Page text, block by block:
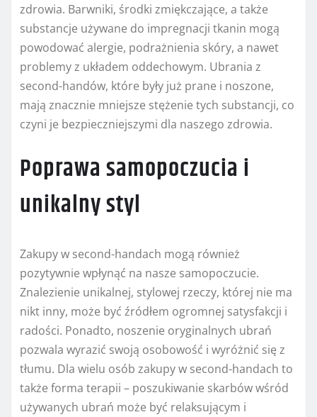
zdrowia. Barwniki, środki zmiękczające, a także
substancje używane do impregnacji tkanin mogą
powodować alergie, podrażnienia skóry, a nawet
problemy z układem oddechowym. Ubrania z
second-handów, które były już prane i noszone,
mają znacznie mniejsze stężenie tych substancji, co
czyni je bezpieczniejszymi dla naszego zdrowia.
Poprawa samopoczucia i
unikalny styl
Zakupy w second-handach mogą również
pozytywnie wpłynąć na nasze samopoczucie.
Znalezienie unikalnej, stylowej rzeczy, której nie ma
nikt inny, może być źródłem ogromnej satysfakcji i
radości. Ponadto, noszenie oryginalnych ubrań
pozwala wyrazić swoją osobowość i wyróżnić się z
tłumu. Dla wielu osób zakupy w second-handach to
także forma terapii – poszukiwanie skarbów wśród
używanych ubrań może być relaksującym i